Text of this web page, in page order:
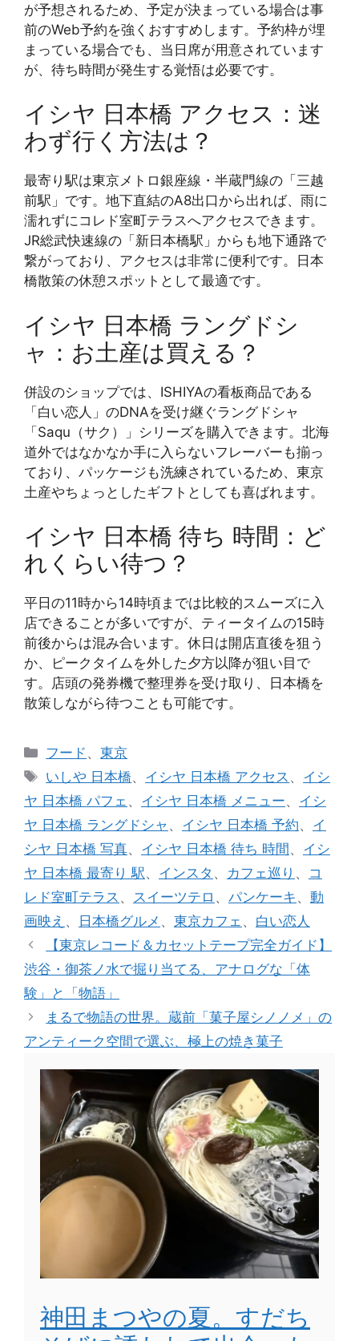
が予想されるため、予定が決まっている場合は事
前のWeb予約を強くおすすめします。予約枠が埋
まっている場合でも、当日席が用意されています
が、待ち時間が発生する覚悟は必要です。
イシヤ 日本橋 アクセス：迷
わず行く方法は？
最寄り駅は東京メトロ銀座線・半蔵門線の「三越
前駅」です。地下直結のA8出口から出れば、雨に
濡れずにコレド室町テラスへアクセスできます。
JR総武快速線の「新日本橋駅」からも地下通路で
繋がっており、アクセスは非常に便利です。日本
橋散策の休憩スポットとして最適です。
イシヤ 日本橋 ラングドシ
ャ：お土産は買える？
併設のショップでは、ISHIYAの看板商品である
「白い恋人」のDNAを受け継ぐラングドシャ
「Saqu（サク）」シリーズを購入できます。北海
道外ではなかなか手に入らないフレーバーも揃っ
ており、パッケージも洗練されているため、東京
土産やちょっとしたギフトとしても喜ばれます。
イシヤ 日本橋 待ち 時間：ど
れくらい待つ？
平日の11時から14時頃までは比較的スムーズに入
店できることが多いですが、ティータイムの15時
前後からは混み合います。休日は開店直後を狙う
か、ピークタイムを外した夕方以降が狙い目で
す。店頭の発券機で整理券を受け取り、日本橋を
散策しながら待つことも可能です。
カ
テ
リ
ー
フード 、東京
タ
グ
いしや 日本橋、 イシヤ 日本橋 アクセス 、 イシ
ヤ 日本橋 パフェ 、 イシヤ 日本橋 メニュー、 イシ
ヤ 日本橋 ラングドシャ 、 イシヤ 日本橋 予約、 イ
シヤ 日本橋 写真、 イシヤ 日本橋 待ち 時間 、 イシ
ヤ 日本橋 最寄り 駅、 インスタ 、 カフェ巡り 、 コ
レド室町テラス 、 スイーツテロ 、 パンケーキ 、 動
画映え 、 日本橋グルメ 、 東京カフェ 、 白い恋人
【東京レコード＆カセットテープ完全ガイド】
渋谷・御茶ノ水で掘り当てる、アナログな「体
験」と「物語」
まるで物語の世界。蔵前「菓子屋シノノメ」の
アンティーク空間で選ぶ、極上の焼き菓子
神田まつやの夏。すだち